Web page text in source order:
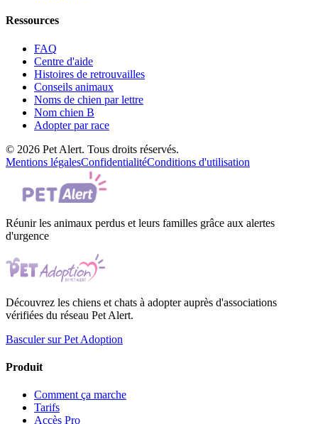
Ressources
FAQ
Centre d'aide
Histoires de retrouvailles
Conseils animaux
Noms de chien par lettre
Nom chien B
Adopter par race
© 2026 Pet Alert. Tous droits réservés.
Mentions légalesConfidentialitéConditions d'utilisation
Réunir les animaux perdus et leurs familles grâce aux alertes
d'urgence
Découvrez les chiens et chats à adopter auprès d'associations
vérifiées du réseau Pet Alert.
Basculer sur Pet Adoption
Produit
Comment ça marche
Tarifs
Accès Pro